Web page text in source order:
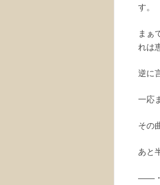
す。
まぁ
れは
逆に
一応
その
あと
――